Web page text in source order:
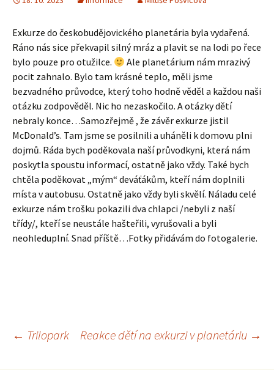
Exkurze do českobudějovického planetária byla vydařená.
Ráno nás sice překvapil silný mráz a plavit se na lodi po řece
bylo pouze pro otužilce.
Ale planetárium nám mrazivý
pocit zahnalo. Bylo tam krásné teplo, měli jsme
bezvadného průvodce, který toho hodně věděl a každou naši
otázku zodpověděl. Nic ho nezaskočilo. A otázky dětí
nebraly konce…Samozřejmě , že závěr exkurze jistil
McDonald’s. Tam jsme se posilnili a uháněli k domovu plni
dojmů. Ráda bych poděkovala naší průvodkyni, která nám
poskytla spoustu informací, ostatně jako vždy. Také bych
chtěla poděkovat „mým“ deváťákům, kteří nám doplnili
místa v autobusu. Ostatně jako vždy byli skvělí. Náladu celé
exkurze nám trošku pokazili dva chlapci /nebyli z naší
třídy/, kteří se neustále hašteřili, vyrušovali a byli
neohleduplní. Snad příště…Fotky přidávám do fotogalerie.
Navigace
← Trilopark Reakce dětí na exkurzi v planetáriu →